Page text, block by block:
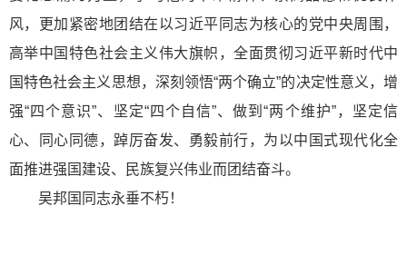
风，更加紧密地团结在以习近平同志为核心的党中央周围，
高举中国特色社会主义伟大旗帜，全面贯彻习近平新时代中
国特色社会主义思想，深刻领悟“两个确立”的决定性意义，增
强“四个意识”、坚定“四个自信”、做到“两个维护”，坚定信
心、同心同德，踔厉奋发、勇毅前行，为以中国式现代化全
面推进强国建设、民族复兴伟业而团结奋斗。
吴邦国同志永垂不朽！